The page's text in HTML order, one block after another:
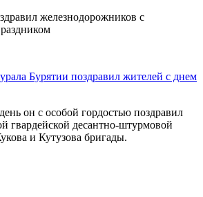
железнодорожников с
Бурятии поздравил жителей с днем
он с особой гордостью поздравил
гвардейской десантно-штурмовой
и Кутузова бригады.